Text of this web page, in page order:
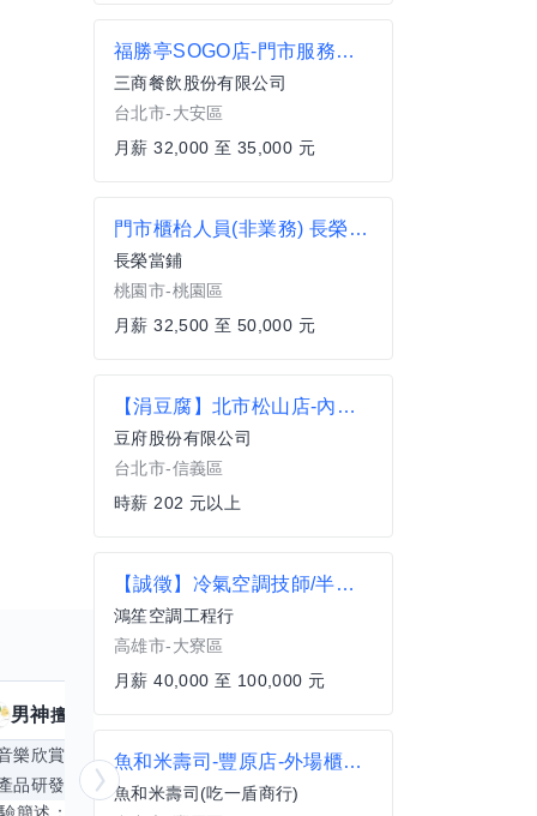
男神擅長
樂欣賞 顧問服務
遊戲設計
品研發
跨部門協作
更多
福勝亭SOGO店-門市服務人員
三商餐飲股份有限公司
台北市-大安區
月薪 32,000 至 35,000 元
門市櫃枱人員(非業務) 長榮當舖
長榮當鋪
桃園市-桃園區
月薪 32,500 至 50,000 元
【涓豆腐】北市松山店-內場計時
豆府股份有限公司
台北市-信義區
時薪 202 元以上
【誠徵】冷氣空調技師/半技/學徒
鴻笙空調工程行
高雄市-大寮區
月薪 40,000 至 100,000 元
魚和米壽司-豐原店-外場櫃檯 38700至42700
魚和米壽司(吃一盾商行)